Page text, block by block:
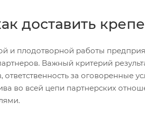
доставить
и плодотворной работы
Важный критерий
ответственность за
во всей цепи партнерских